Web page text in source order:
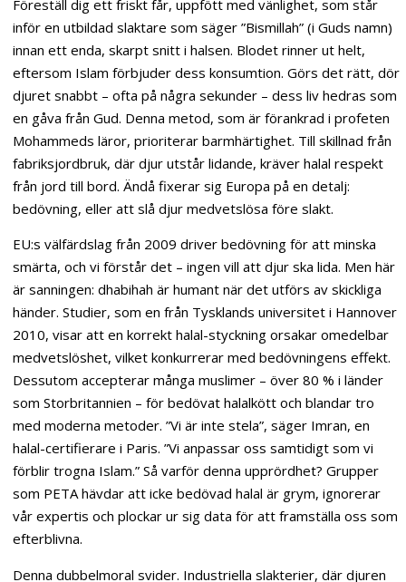
Föreställ dig ett friskt får, uppfött med vänlighet, som står
inför en utbildad slaktare som säger ”Bismillah” (i Guds namn)
innan ett enda, skarpt snitt i halsen. Blodet rinner ut helt,
eftersom Islam förbjuder dess konsumtion. Görs det rätt, dör
djuret snabbt – ofta på några sekunder – dess liv hedras som
en gåva från Gud. Denna metod, som är förankrad i profeten
Mohammeds läror, prioriterar barmhärtighet. Till skillnad från
fabriksjordbruk, där djur utstår lidande, kräver halal respekt
från jord till bord. Ändå fixerar sig Europa på en detalj:
bedövning, eller att slå djur medvetslösa före slakt.
EU:s välfärdslag från 2009 driver bedövning för att minska
smärta, och vi förstår det – ingen vill att djur ska lida. Men här
är sanningen: dhabihah är humant när det utförs av skickliga
händer. Studier, som en från Tysklands universitet i Hannover
2010, visar att en korrekt halal-styckning orsakar omedelbar
medvetslöshet, vilket konkurrerar med bedövningens effekt.
Dessutom accepterar många muslimer – över 80 % i länder
som Storbritannien – för bedövat halalkött och blandar tro
med moderna metoder. ”Vi är inte stela”, säger Imran, en
halal-certifierare i Paris. ”Vi anpassar oss samtidigt som vi
förblir trogna Islam.” Så varför denna upprördhet? Grupper
som PETA hävdar att icke bedövad halal är grym, ignorerar
vår expertis och plockar ur sig data för att framställa oss som
efterblivna.
Denna dubbelmoral svider. Industriella slakterier, där djuren